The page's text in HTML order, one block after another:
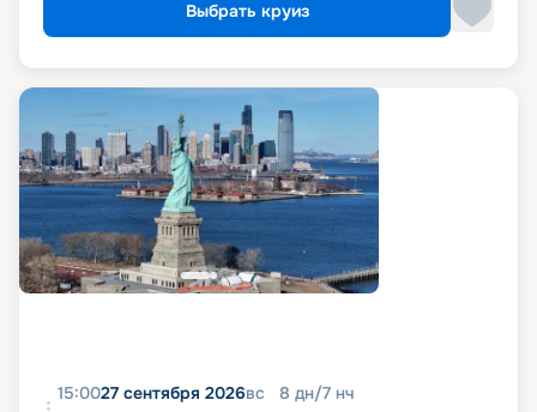
Выбрать круиз
15:0027 сентября 2026вс 8 дн/7 нч